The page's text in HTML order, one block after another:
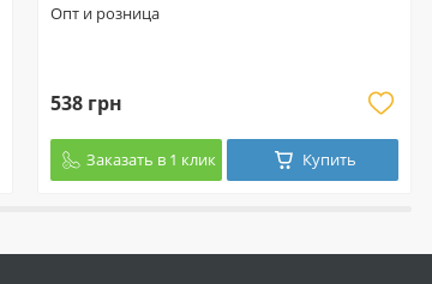
Опт и розница
538 грн
Заказать в 1 клик Купить